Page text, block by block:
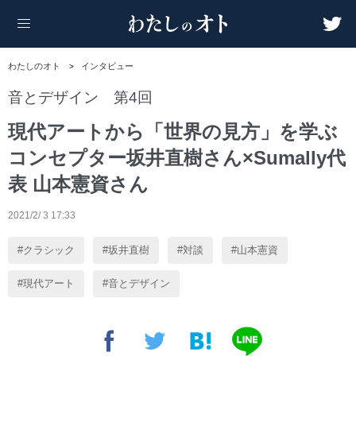
わたしのオト インタビュー
音とデザイン 第4回
現代アートから「世界の見方」を学ぶ
コンセプター坂井直樹さん×Sumally代
表 山本憲資さん
2021/2/ 3 17:33
クラシック 坂井直樹 対談 山本憲資
現代アート 音とデザイン